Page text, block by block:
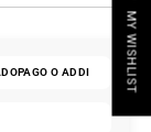
O ADDI MY WISHLIST